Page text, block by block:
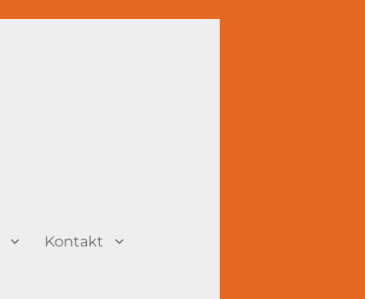
Kontakt